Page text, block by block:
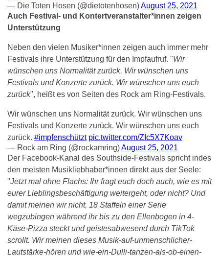
— Die Toten Hosen (@dietotenhosen)August 25, 2021
Auch Festival- und Kontertveranstalter*innen zeigen
Unterstützung
Neben den vielen Musiker*innen zeigen auch immer mehr
Festivals ihre Unterstützung für den Impfaufruf. "Wir
wünschen uns Normalität zurück. Wir wünschen uns
Festivals und Konzerte zurück. Wir wünschen uns euch
zurück", heißt es von Seiten des Rock am Ring-Festivals.
Wir wünschen uns Normalität zurück. Wir wünschen uns
Festivals und Konzerte zurück. Wir wünschen uns euch
zurück. #impfenschützt pic.twitter.com/ZIc5X7Koav
— Rock am Ring (@rockamring)August 25, 2021
Der Facebook-Kanal des Southside-Festivals spricht indes
den meisten Musikliebhaber*innen direkt aus der Seele:
"Jetzt mal ohne Flachs: Ihr fragt euch doch auch, wie es mit
eurer Lieblingsbeschäftigung weitergeht, oder nicht? Und
damit meinen wir nicht, 18 Staffeln einer Serie
wegzubingen während ihr bis zu den Ellenbogen in 4-
Käse-Pizza steckt und geistesabwesend durch TikTok
scrollt. Wir meinen dieses Musik-auf-unmenschlicher-
Lautstärke-hören und wie-ein-Dulli-tanzen-als-ob-einen-